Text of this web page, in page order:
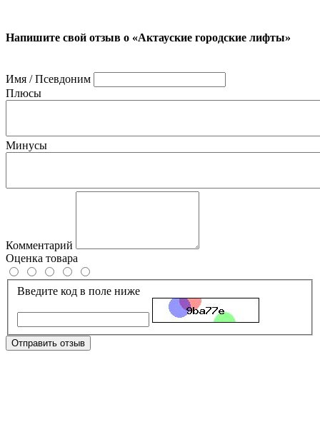
Напишите свой отзыв о «Актауские городские лифты»
Имя / Псевдоним
Плюсы
Минусы
Комментарий
Оценка товара
Введите код в поле ниже
Отправить отзыв